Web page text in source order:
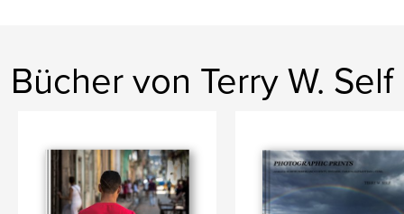
Bücher von Terry W. Self